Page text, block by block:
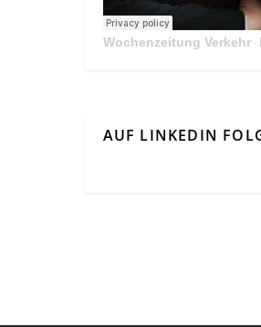
Wochenzeitung Verkehr·
AUF LINKEDIN